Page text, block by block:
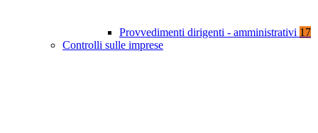
Provvedimenti dirigenti - amministrativi 17
Controlli sulle imprese